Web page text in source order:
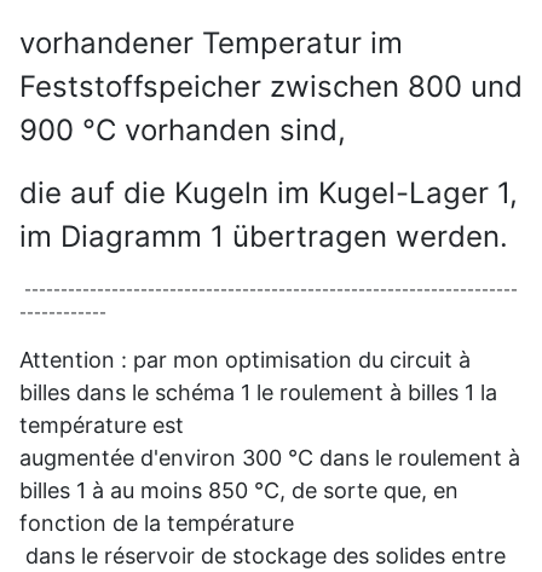
vorhandener Temperatur im
Feststoffspeicher zwischen 800 und
900 °C vorhanden sind,
die auf die Kugeln im Kugel-Lager 1,
im Diagramm 1 übertragen werden.
--------------------------------------------------------------------
------------
Attention : par mon optimisation du circuit à
billes dans le schéma 1 le roulement à billes 1 la
température est
augmentée d'environ 300 °C dans le roulement à
billes 1 à au moins 850 °C, de sorte que, en
fonction de la température
dans le réservoir de stockage des solides entre